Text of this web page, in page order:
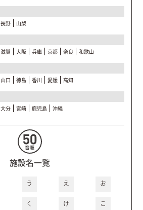
長野 山梨
滋賀 大阪 兵庫 京都 奈良 和歌山
山口 徳島 香川 愛媛 高知
大分 宮崎 鹿児島 沖縄
施設名一覧
う え お
く け こ